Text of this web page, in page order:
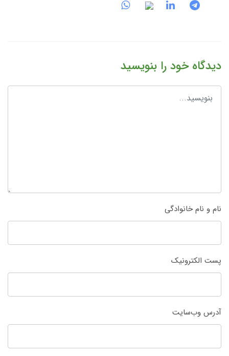
دیدگاه خود را بنویسید
نام و نام خانوادگی
پست الکترونیک
آدرس وب‌سایت